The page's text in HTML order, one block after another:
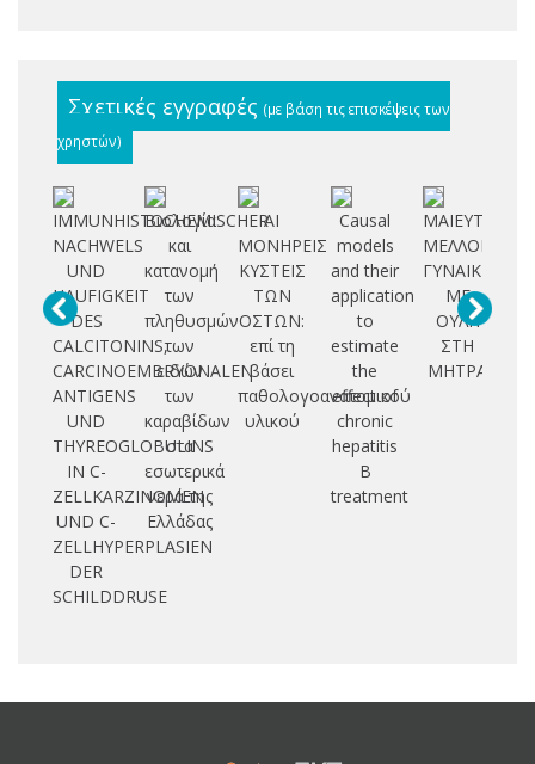
Σχετικές εγγραφές (με βάση τις επισκέψεις των
χρηστών)
IMMUNHISTOCHEMISCHER
NACHWELS
UND
HAUFIGKEIT
DES
CALCITONINS,
CARCINOEMBRYONALEN
ANTIGENS
UND
THYREOGLOBULINS
IN C-
ZELLKARZINOMEN
UND C-
ZELLHYPERPLASIEN
DER
SCHILDDRUSE
Βιολογία
και
κατανομή
των
πληθυσμών
των
ειδών
των
καραβίδων
στα
εσωτερικά
νερά της
Ελλάδας
ΑΙ
ΜΟΝΗΡΕΙΣ
ΚΥΣΤΕΙΣ
ΤΩΝ
ΟΣΤΩΝ:
επί τη
βάσει
παθολογοανατομικού
υλικού
Causal
models
and their
application
to
estimate
the
effect of
chronic
hepatitis
B
treatment
ΜΑΙΕΥΤΙΚΟΝ
ΜΕΛΛΟΝ
ΓΥΝΑΙΚΩΝ
ΜΕ
ΟΥΛΗ
ΣΤΗ
ΜΗΤΡΑ